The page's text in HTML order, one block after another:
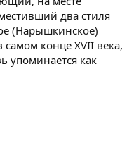
два стиля
(Нарышкинское)
конце XVII века,
упоминается как